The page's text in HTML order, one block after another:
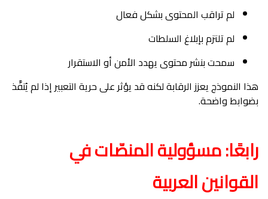
لم تراقب المحتوى بشكل فعال
لم تلتزم بإبلاغ السلطات
سمحت بنشر محتوى يهدد الأمن أو الاستقرار
هذا النموذج يعزز الرقابة لكنه قد يؤثر على حرية التعبير إذا لم يُنفَّذ
بضوابط واضحة.
رابعًا: مسؤولية المنصّات في
القوانين العربية